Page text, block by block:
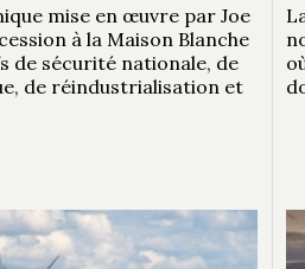
mise en œuvre par Joe
à la Maison Blanche
de sécurité nationale, de
de réindustrialisation et